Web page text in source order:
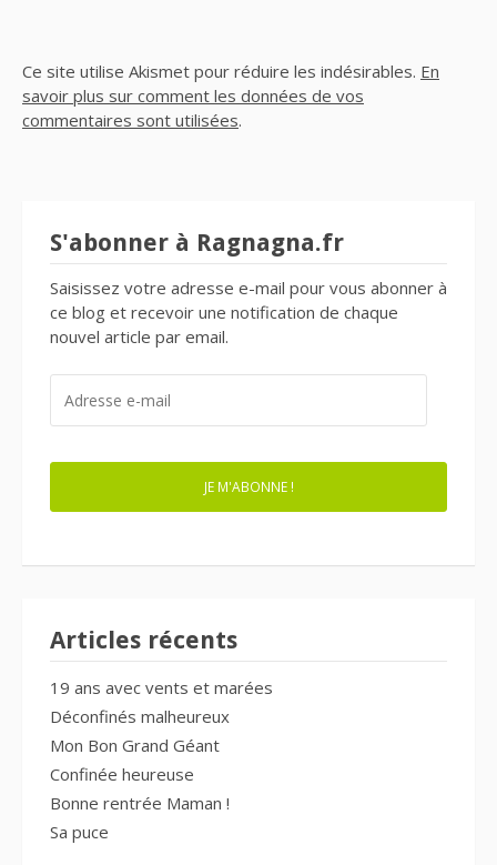
Ce site utilise Akismet pour réduire les indésirables. En
savoir plus sur comment les données de vos
commentaires sont utilisées.
S'abonner à Ragnagna.fr
Saisissez votre adresse e-mail pour vous abonner à
ce blog et recevoir une notification de chaque
nouvel article par email.
MAIL
JE M'ABONNE !
Articles récents
19 ans avec vents et marées
Déconfinés malheureux
Mon Bon Grand Géant
Confinée heureuse
Bonne rentrée Maman !
Sa puce